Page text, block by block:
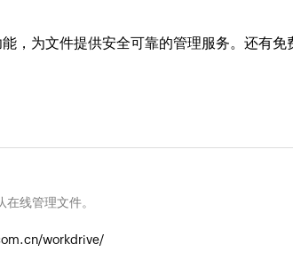
，为文件提供安全可靠的管理服务。还有免
线管理文件。
workdrive/